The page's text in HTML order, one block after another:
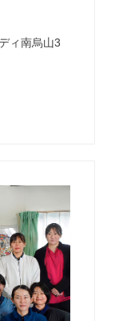
ィ南烏山3